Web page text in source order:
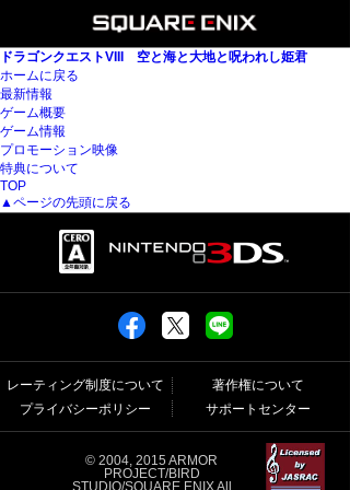
ドラゴンクエストVIII 空と海と大地と呪われし姫君
ホームに戻る
最新情報
ゲーム概要
ゲーム情報
プロモーション映像
特典について
TOP
▲ページの先頭に戻る
レーティング制度について
著作権について
プライバシーポリシー
サポートセンター
© 2004, 2015 ARMOR
PROJECT/BIRD